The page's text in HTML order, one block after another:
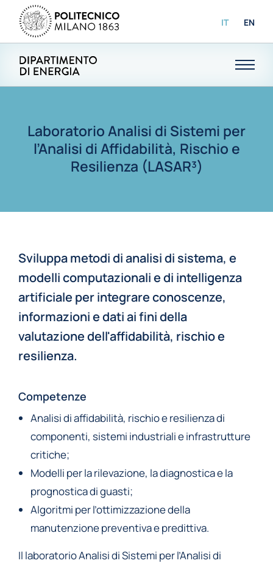
IT EN
Laboratorio Analisi di Sistemi per
l’Analisi di Affidabilità, Rischio e
Resilienza (LASAR³)
Sviluppa metodi di analisi di sistema, e
modelli computazionali e di intelligenza
artificiale per integrare conoscenze,
informazioni e dati ai fini della
valutazione dell'affidabilità, rischio e
resilienza.
Competenze
Analisi di affidabilità, rischio e resilienza di
componenti, sistemi industriali e infrastrutture
critiche;
Modelli per la rilevazione, la diagnostica e la
prognostica di guasti;
Algoritmi per l’ottimizzazione della
manutenzione preventiva e predittiva.
Il laboratorio Analisi di Sistemi per l’Analisi di